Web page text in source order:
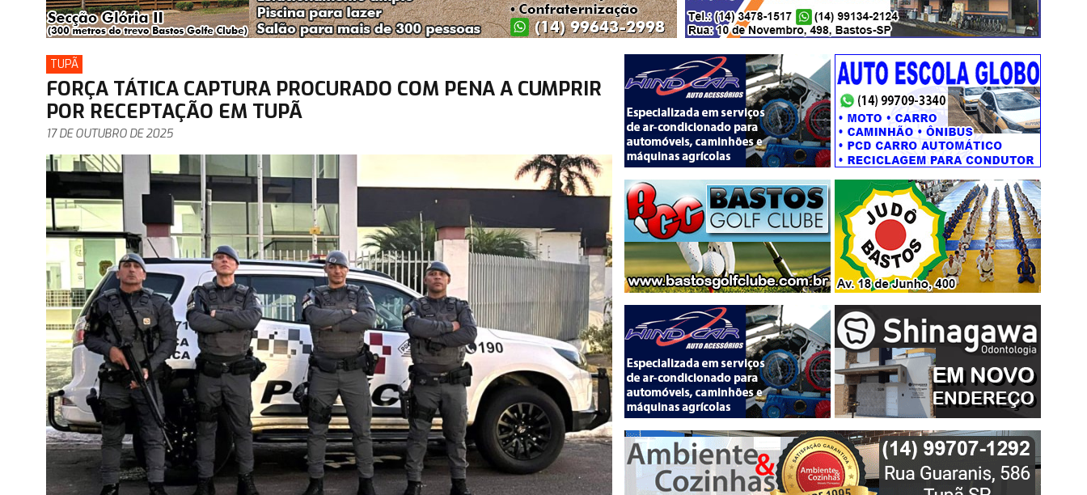
TUPÃ
FORÇA TÁTICA CAPTURA PROCURADO COM PENA A CUMPRIR
POR RECEPTAÇÃO EM TUPÃ
17 DE OUTUBRO DE 2025